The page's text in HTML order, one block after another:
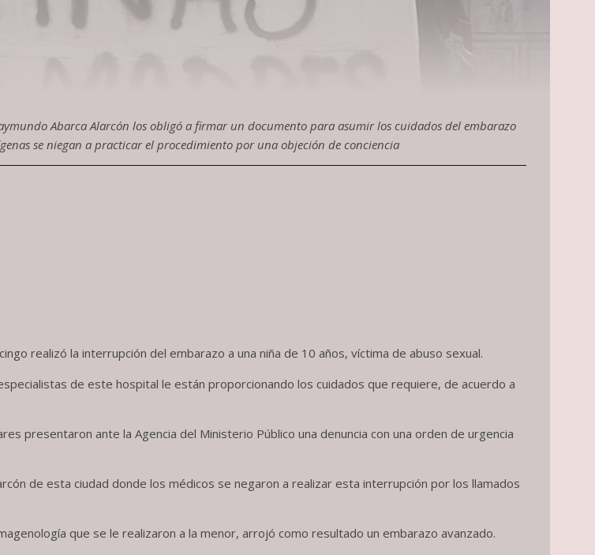
Abarca Alarcón los obligó a firmar un documento para asumir los cuidados del embarazo
se niegan a practicar el procedimiento por una objeción de conciencia
realizó la interrupción del embarazo a una niña de 10 años, víctima de abuso sexual.
de este hospital le están proporcionando los cuidados que requiere, de acuerdo a
presentaron ante la Agencia del Ministerio Público una denuncia con una orden de urgencia
de esta ciudad donde los médicos se negaron a realizar esta interrupción por los llamados
que se le realizaron a la menor, arrojó como resultado un embarazo avanzado.